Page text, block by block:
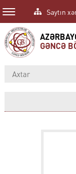
Saytın
GƏNCƏ